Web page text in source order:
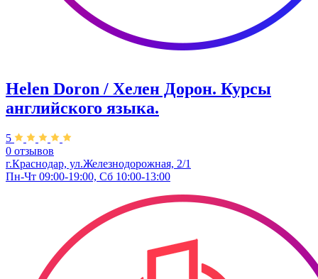
Helen Doron / Хелен Дорон. Курсы
английского языка.
5
0 отзывов
г.Краснодар, ул.Железнодорожная, 2/1
Пн-Чт 09:00-19:00, Сб 10:00-13:00